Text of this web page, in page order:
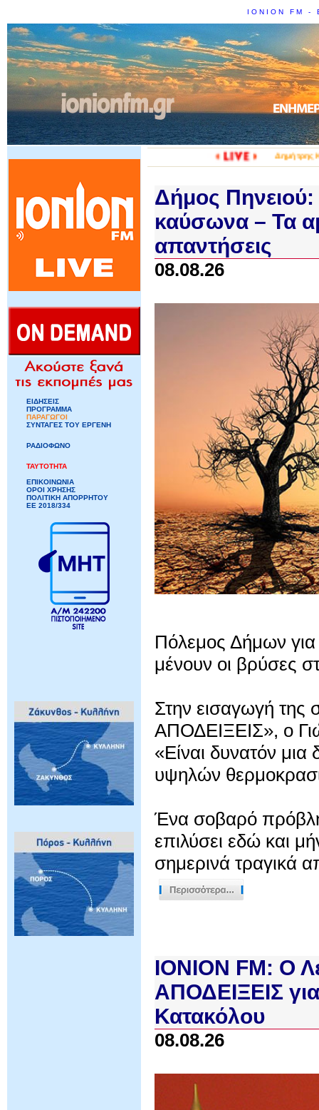
IONION FM -
ΕΙΔΗΣΕΙΣ
ΠΡΟΓΡΑΜΜΑ
ΠΑΡΑΓΩΓΟΙ
ΣΥΝΤΑΓΕΣ ΤΟΥ ΕΡΓΕΝΗ
ΡΑΔΙΟΦΩΝΟ
ΤΑΥΤΟΤΗΤΑ
ΕΠΙΚΟΙΝΩΝΙΑ
ΟΡΟΙ ΧΡΗΣΗΣ
ΠΟΛΙΤΙΚΗ ΑΠΟΡΡΗΤΟΥ
ΕΕ 2018/334
Δήμος Πηνειού:
καύσωνα – Τα
απαντήσεις
08.08.26
Πόλεμος Δήμων για
μένουν οι βρύσες
Στην εισαγωγή
ΑΠΟΔΕΙΞΕΙΣ», ο
«Είναι δυνατόν
υψηλών
Ένα σοβαρό
επιλύσει εδώ και
σημερινά τραγικά
IONION FM: Ο
ΑΠΟΔΕΙΞΕΙΣ για
Κατακόλου
08.08.26